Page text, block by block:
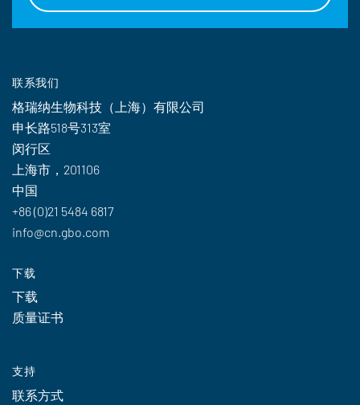
联系我们
格瑞纳生物科技（上海）有限公司
申长路518号313室
闵行区
上海市，201106
中国
+86 (0)21 5484 6817
info@cn.gbo.com
下载
下载
质量证书
支持
联系方式